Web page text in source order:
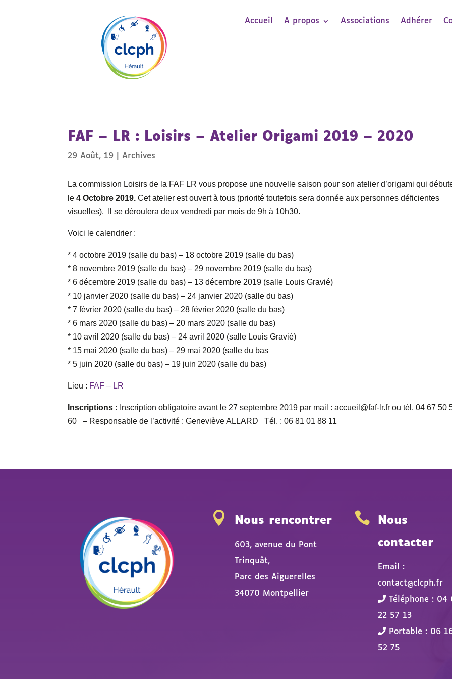
Accueil A propos Associations Adhérer
FAF – LR : Loisirs – Atelier Origami 2019 – 2020
29 Août, 19 |Archives
La commission Loisirs de la FAF LR vous propose une nouvelle saison pour son atelier d’origami qui
le 4 Octobre 2019. Cet atelier est ouvert à tous (priorité toutefois sera donnée aux personnes déficientes
visuelles). Il se déroulera deux vendredi par mois de 9h à 10h30.
Voici le calendrier :
* 4 octobre 2019 (salle du bas) – 18 octobre 2019 (salle du bas)
* 8 novembre 2019 (salle du bas) – 29 novembre 2019 (salle du bas)
* 6 décembre 2019 (salle du bas) – 13 décembre 2019 (salle Louis Gravié)
* 10 janvier 2020 (salle du bas) – 24 janvier 2020 (salle du bas)
* 7 février 2020 (salle du bas) – 28 février 2020 (salle du bas)
* 6 mars 2020 (salle du bas) – 20 mars 2020 (salle du bas)
* 10 avril 2020 (salle du bas) – 24 avril 2020 (salle Louis Gravié)
* 15 mai 2020 (salle du bas) – 29 mai 2020 (salle du bas
* 5 juin 2020 (salle du bas) – 19 juin 2020 (salle du bas)
Lieu : FAF – LR
Inscriptions : Inscription obligatoire avant le 27 septembre 2019 par mail : accueil@faf-lr.fr ou tél. 04 67 50
60 – Responsable de l’activité : Geneviève ALLARD Tél. : 06 81 01 88 11
 Nous rencontrer
603, avenue du Pont
Trinquât,
Parc des Aiguerelles
34070 Montpellier

Nous
contacter
Email :
contact@clcph.fr
Téléphone : 04
22 57 13
Portable : 06
52 75